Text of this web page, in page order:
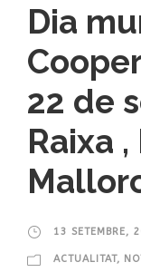
Dia
22 de
Raixa
13 SETEMBRE,
ACTUALITAT,